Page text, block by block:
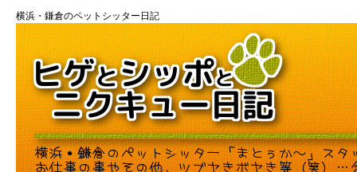
ン
テ
ン
ツ
へ
ス
キ
ッ
プ
横浜・鎌倉のペットシッター日記